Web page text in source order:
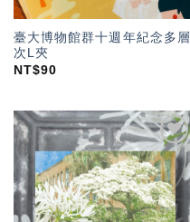
臺大博物館群十週年紀念多層
次L夾
NT$90
加入
「願
望輕
單」